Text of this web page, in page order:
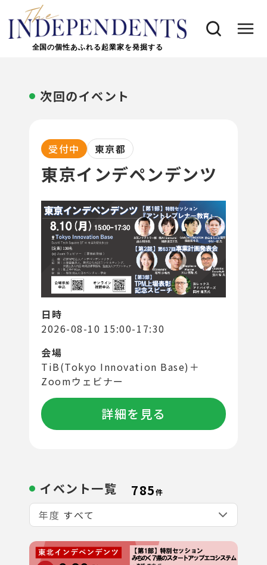
全国の個性あふれる起業家を発掘する
次回のイベント
受付中 東京都
東京インデペンデンツ
日時
2026-08-10 15:00-17:30
会場
TiB(Tokyo Innovation Base)＋
Zoomウェビナー
詳細を見る
イベント一覧 785件
年度